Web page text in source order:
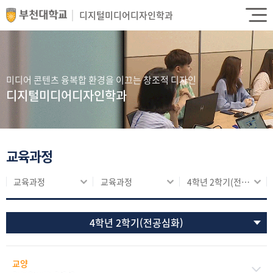
디지털미디어디자인학과
미디어 콘텐츠 융복합 환경을 이끄는 창조적 디자인
디지털미디어디자인학과
교육과정
교육과정 교육과정 4학년 2학기(전공심화)
4학년 2학기(전공심화)
교양